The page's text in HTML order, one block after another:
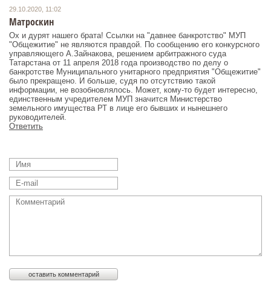
29.10.2020, 11:02
Матроскин
Ох и дурят нашего брата! Ссылки на "давнее банкротство" МУП
"Общежитие" не являются правдой. По сообщению его конкурсного
управляющего А.Зайнакова, решением арбитражного суда
Татарстана от 11 апреля 2018 года производство по делу о
банкротстве Муниципального унитарного предприятия "Общежитие"
было прекращено. И больше, судя по отсутствию такой
информации, не возобновлялось. Может, кому-то будет интересно,
единственным учредителем МУП значится Министерство
земельного имущества РТ в лице его бывших и нынешнего
руководителей.
Ответить